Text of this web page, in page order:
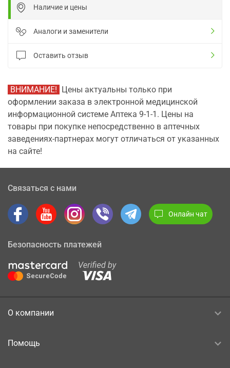
Наличие и цены
Аналоги и заменители
Оставить отзыв
ВНИМАНИЕ! Цены актуальны только при
оформлении заказа в электронной медицинской
информационной системе Аптека 9-1-1. Цены на
товары при покупке непосредственно в аптечных
заведениях-партнерах могут отличаться от указанных
на сайте!
Связаться с нами
Онлайн чат
Безопасность платежей
О компании
Помощь